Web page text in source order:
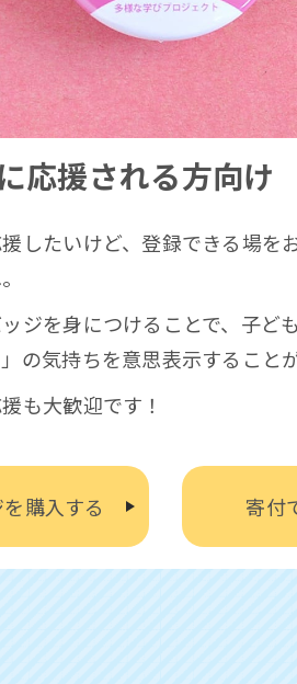
応援される方向け
したいけど、 登録できる場を
ジを身につけることで、子ど
の気持ちを意思表示すること
も大歓迎です！
購入する 寄付